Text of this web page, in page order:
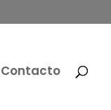
Contacto